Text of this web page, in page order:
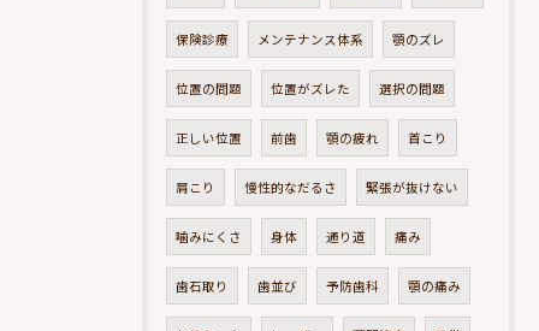
保険診療 メンテナンス体系 顎のズレ
位置の問題 位置がズレた 選択の問題
正しい位置 前歯 顎の疲れ 首こり
肩こり 慢性的なだるさ 緊張が抜けない
噛みにくさ 身体 通り道 痛み
歯石取り 歯並び 予防歯科 顎の痛み